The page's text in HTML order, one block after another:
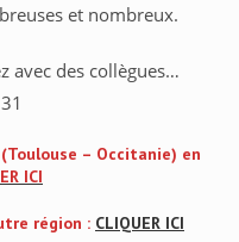
et nombreux.
avec des collègues…
– Occitanie) en
ICI
région : CLIQUER ICI